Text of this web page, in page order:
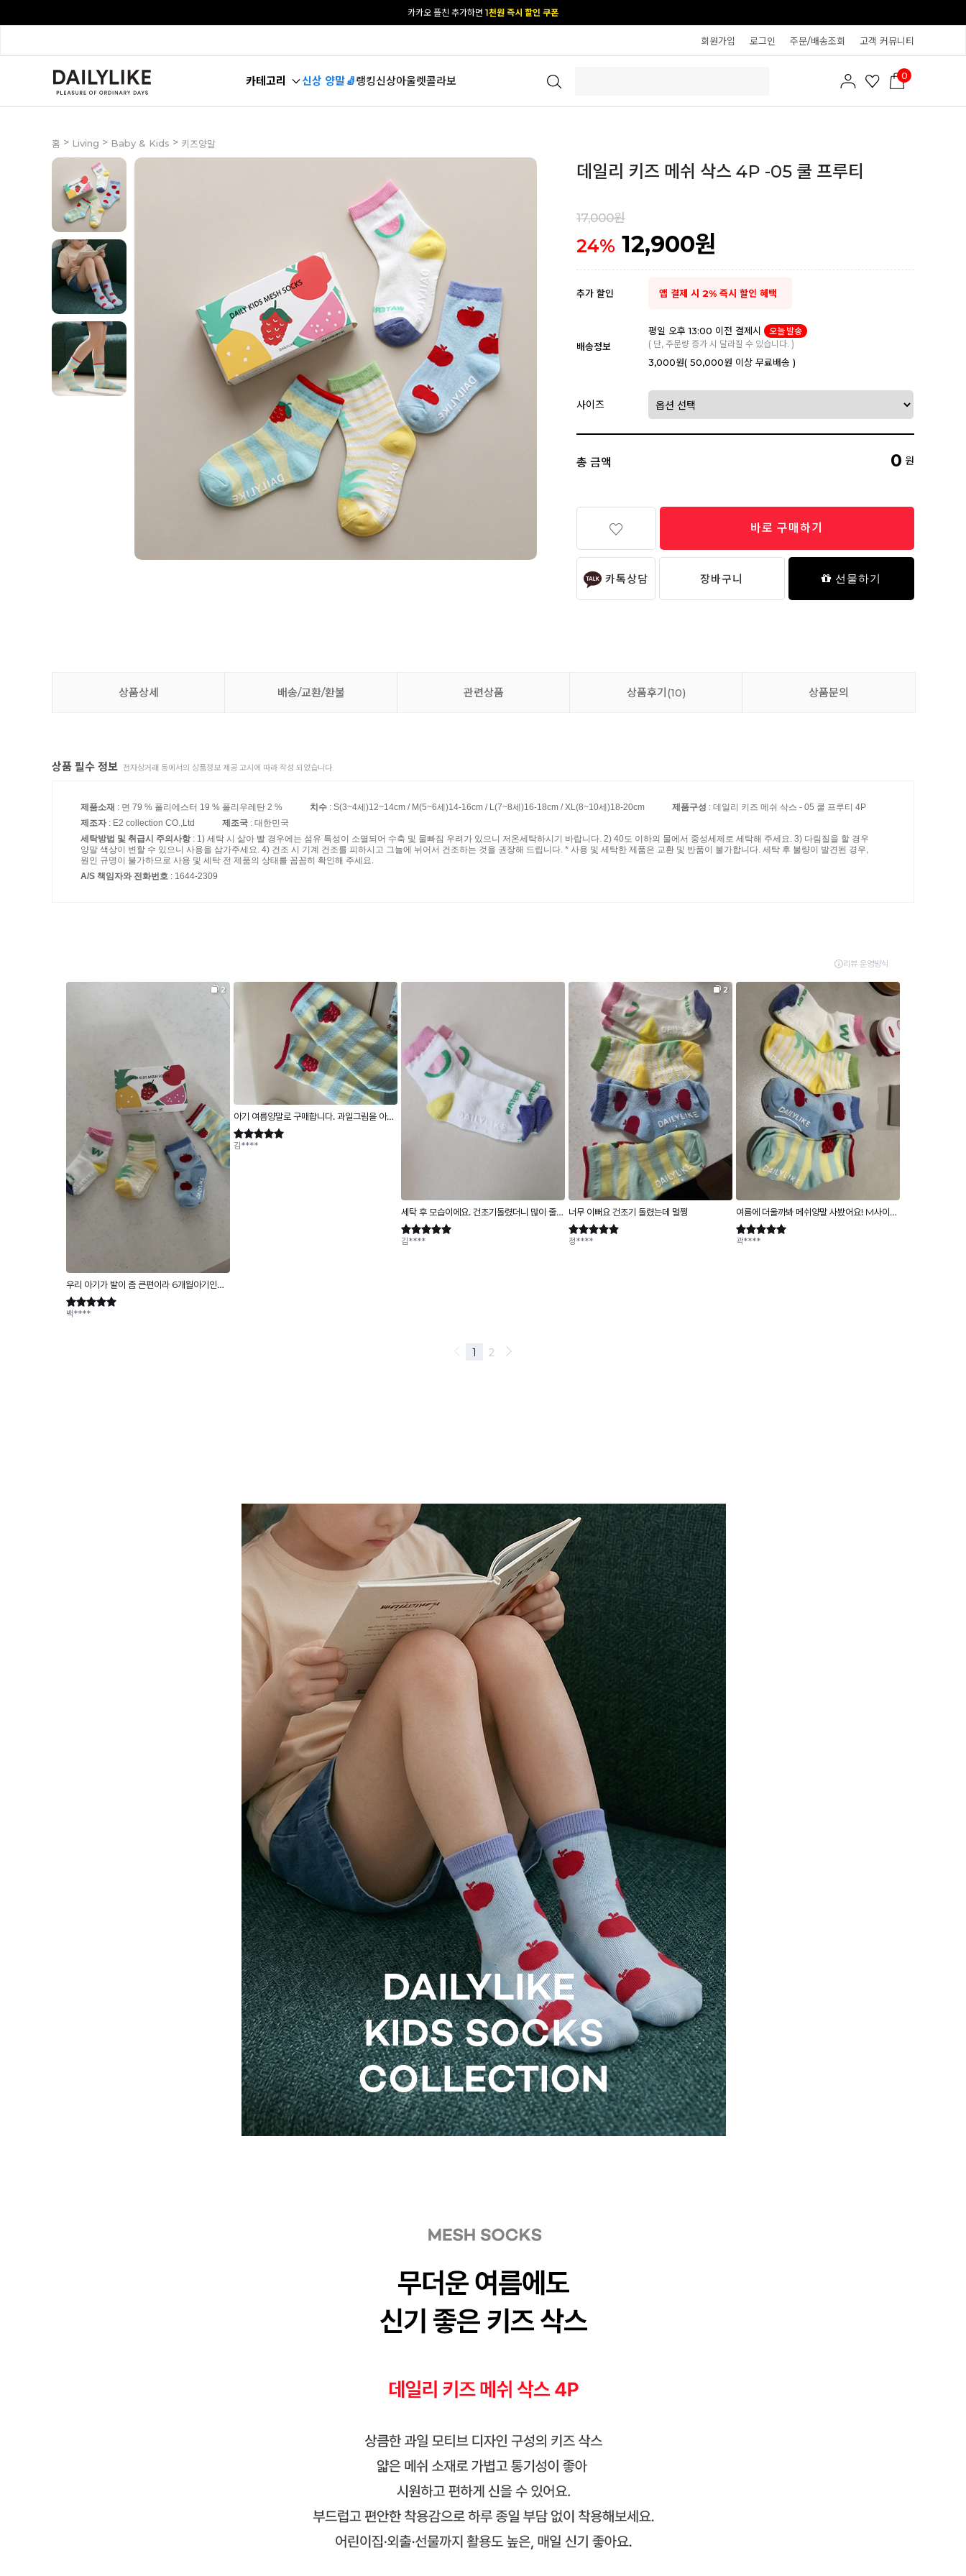
[공식몰 단독] 앱 다운받고2% 결제 할인 받기
회원가입 로그인 주문/배송조회 고객 커뮤니티
카테고리 신상 양말🧦랭킹신상아울렛콜라보 0
홈 > Living > Baby & Kids > 키즈양말
데일리 키즈 메쉬 삭스 4P -05 쿨 프루티
17,000원
24% 12,900원
추가 할인 앱 결제 시 2% 즉시 할인 혜택
배송정보
평일 오후 13:00 이전 결제시
오늘 발송
( 단, 주문량 증가 시 달라질 수 있습니다. )
3,000원( 50,000원 이상 무료배송 )
사이즈
총 금액 0 원
바로 구매하기
카톡상담 장바구니 선물하기
상품상세 배송/교환/환불 관련상품 상품후기(10) 상품문의
상품 필수 정보 전자상거래 등에서의 상품정보 제공 고시에 따라 작성 되었습니다.
제품소재 : 면 79 % 폴리에스터 19 % 폴리우레탄 2 % 치수 : S(3~4세)12~14cm / M(5~6세)14-16cm / L(7~8세)16-18cm / XL(8~10세)18-20cm 제품구성 : 데일리 키즈 메쉬 삭스 - 05 쿨 프루티 4P
제조자: E2 collection CO.,Ltd 제조국 : 대한민국
세탁방법 및 취급시 주의사항: 1) 세탁 시 삶아 빨 경우에는 섬유 특성이 소멸되어 수축 및 물빠짐 우려가 있으니 저온세탁하시기 바랍니다. 2) 40도 이하의 물에서 중성세제로 세탁해 주세요. 3) 다림질을 할 경우
양말 색상이 변할 수 있으니 사용을 삼가주세요. 4) 건조 시 기계 건조를 피하시고 그늘에 뉘어서 건조하는 것을 권장해 드립니다. * 사용 및 세탁한 제품은 교환 및 반품이 불가합니다. 세탁 후 불량이 발견된 경우,
원인 규명이 불가하므로 사용 및 세탁 전 제품의 상태를 꼼꼼히 확인해 주세요.
A/S 책임자와 전화번호 : 1644-2309